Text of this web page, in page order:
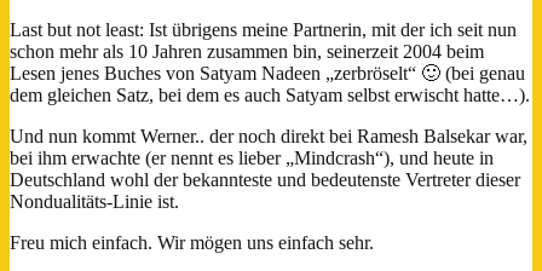
Last but not least: Ist übrigens meine Partnerin, mit der ich seit nun
schon mehr als 10 Jahren zusammen bin, seinerzeit 2004 beim
Lesen jenes Buches von Satyam Nadeen „zerbröselt“ 🙂 (bei genau
dem gleichen Satz, bei dem es auch Satyam selbst erwischt hatte…).
Und nun kommt Werner.. der noch direkt bei Ramesh Balsekar war,
bei ihm erwachte (er nennt es lieber „Mindcrash“), und heute in
Deutschland wohl der bekannteste und bedeutenste Vertreter dieser
Nondualitäts-Linie ist.
Freu mich einfach. Wir mögen uns einfach sehr.